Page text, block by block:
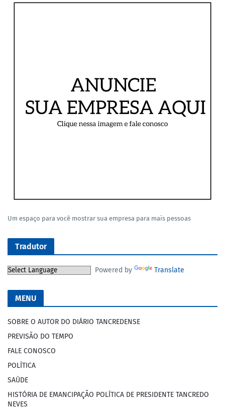
Um espaço para você mostrar sua empresa para mais pessoas
Tradutor
Powered by Translate
MENU
SOBRE O AUTOR DO DIÁRIO TANCREDENSE
PREVISÃO DO TEMPO
FALE CONOSCO
POLÍTICA
SAÚDE
HISTÓRIA DE EMANCIPAÇÃO POLÍTICA DE PRESIDENTE TANCREDO
NEVES